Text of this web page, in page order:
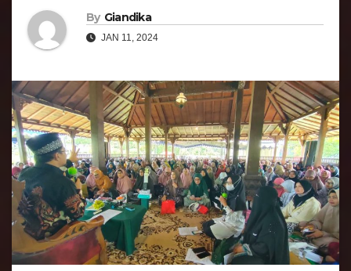
By Giandika
JAN 11, 2024